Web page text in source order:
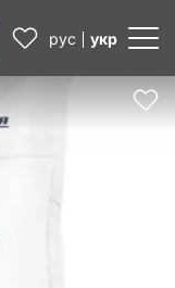
рус укр